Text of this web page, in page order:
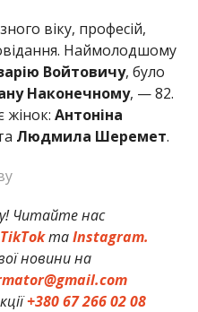
віку, професій,
Наймолодшому
Войтовичу, було
Наконечному, — 82.
жінок: Антоніна
Людмила Шеремет.
Читайте нас
TikTokтаInstagram.
новини на
+380 67 266 02 08